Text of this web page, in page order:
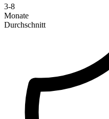
3-8
Monate
Durchschnitt